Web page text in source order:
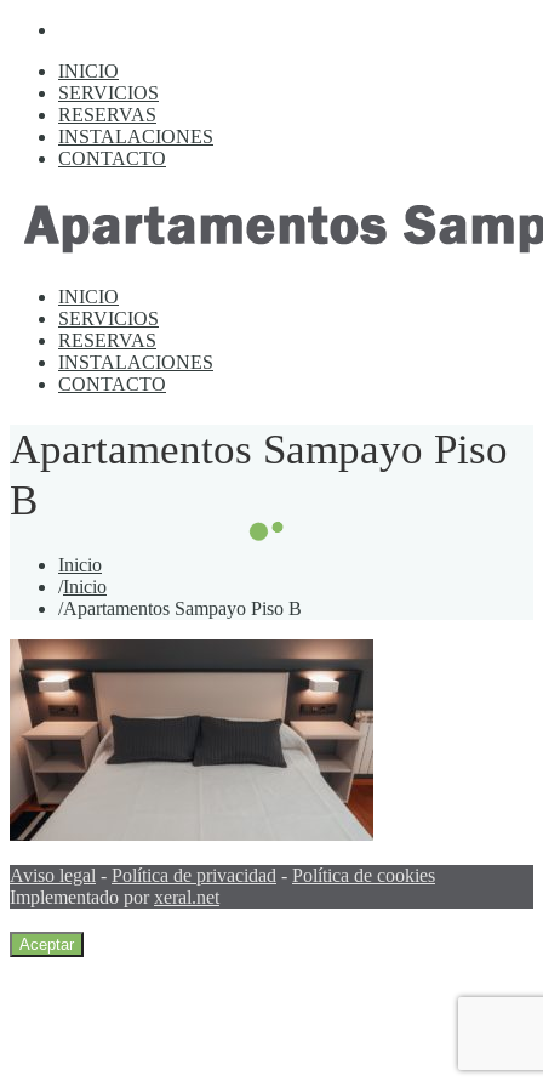
INICIO
SERVICIOS
RESERVAS
INSTALACIONES
CONTACTO
INICIO
SERVICIOS
RESERVAS
INSTALACIONES
CONTACTO
Apartamentos Sampayo Piso
B
Inicio
/Inicio
/Apartamentos Sampayo Piso B
Aviso legal - Política de privacidad - Política de cookies
Implementado porxeral.net
Aceptar